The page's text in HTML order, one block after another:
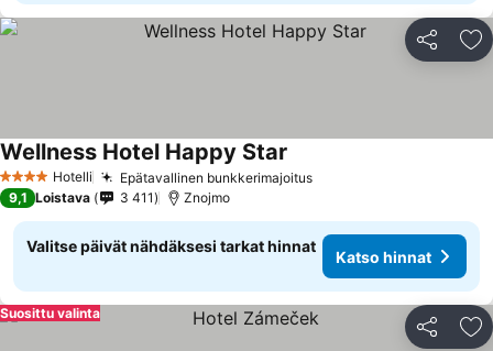
Jaa
4 Tähtiluokitus
Hotelli Epätavallinen bunkkerimajoitus
Wellness Hotel Happy Star
9,1 Loistava 3 411 Znojmo
Valitse päivät nähdäksesi tarkat hinnat
Katso hinnat
Jaa
Suosittu valinta